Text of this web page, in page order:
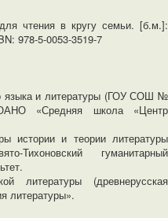
чтения в кругу семьи. [б.м.]:
978-5-0053-3519-7
языка и литературы (ГОУ СОШ №
«Средняя школа «Центр
истории и теории литературы
гуманитарный
литературы (древнерусская
литературы».